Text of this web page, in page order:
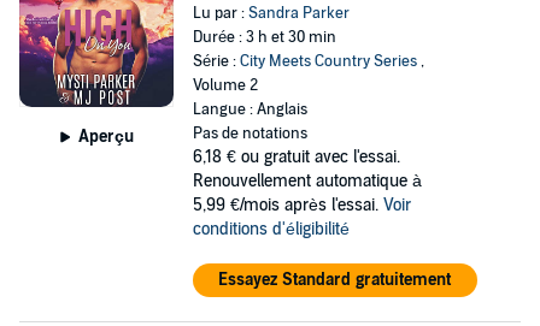
Aperçu
Lu par :Sandra Parker
Durée : 3 h et 30 min
Série :City Meets Country Series,
Volume 2
Langue : Anglais
Pas de notations
6,18 € ou gratuit avec l'essai.
Renouvellement automatique à
5,99 €/mois après l'essai. Voir
conditions d'éligibilité
Essayez Standard gratuitement